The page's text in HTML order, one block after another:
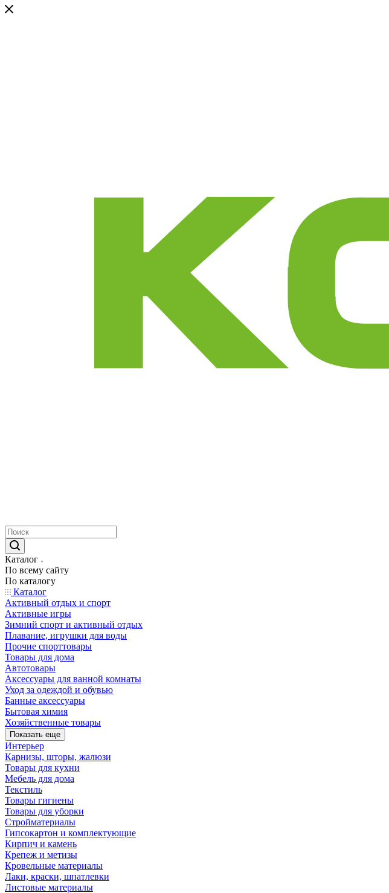
Каталог
По всему сайту
По каталогу
Каталог
Активный отдых и спорт
Активные игры
Зимний спорт и активный отдых
Плавание, игрушки для воды
Прочие спорттовары
Товары для дома
Автотовары
Аксессуары для ванной комнаты
Уход за одеждой и обувью
Банные аксессуары
Бытовая химия
Хозяйственные товары
Показать еще
Интерьер
Карнизы, шторы, жалюзи
Товары для кухни
Мебель для дома
Текстиль
Товары гигиены
Товары для уборки
Стройматериалы
Гипсокартон и комплектующие
Кирпич и камень
Крепеж и метизы
Кровельные материалы
Лаки, краски, шпатлевки
Листовые материалы